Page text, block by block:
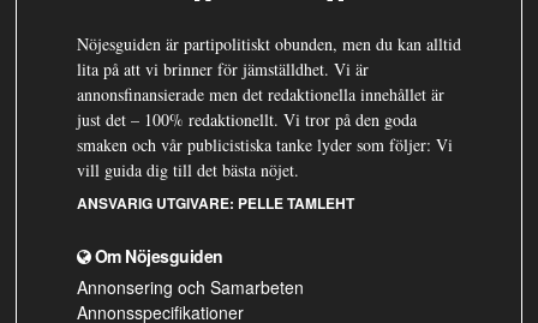
Nöjesguiden är partipolitiskt obunden, men du kan alltid
lita på att vi brinner för jämställdhet. Vi är
annonsfinansierade men det redaktionella innehållet är
just det – 100% redaktionellt. Vi tror på den goda
smaken och vår publicistiska tanke lyder som följer: Vi
vill guida dig till det bästa nöjet.
ANSVARIG UTGIVARE: PELLE TAMLEHT
Om Nöjesguiden
Annonsering och Samarbeten
Annonsspecifikationer